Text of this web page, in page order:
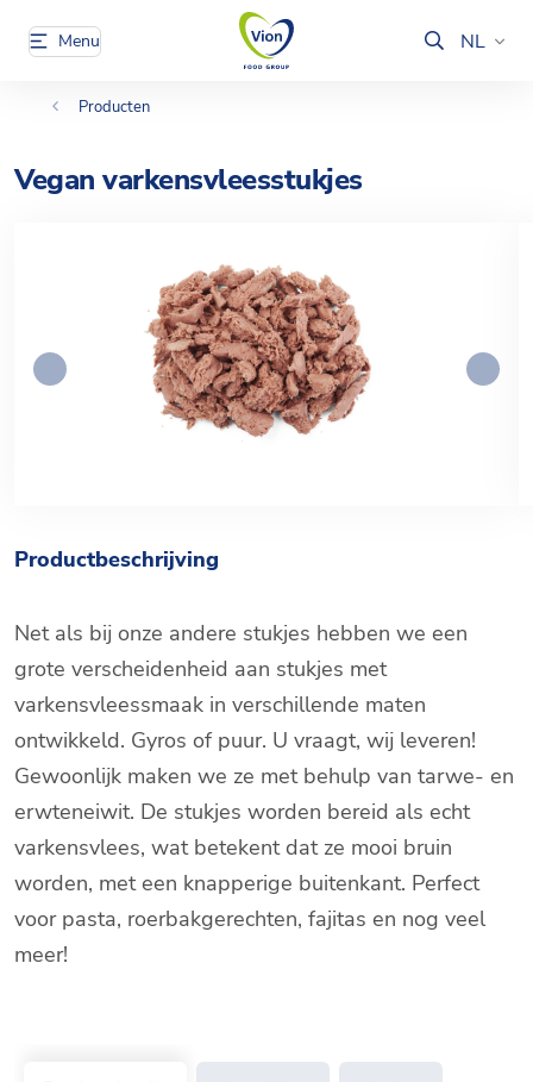
Menu NL
Producten
Vegan varkensvleesstukjes
Productbeschrijving
Net als bij onze andere stukjes hebben we een
grote verscheidenheid aan stukjes met
varkensvleessmaak in verschillende maten
ontwikkeld. Gyros of puur. U vraagt, wij leveren!
Gewoonlijk maken we ze met behulp van tarwe- en
erwteneiwit. De stukjes worden bereid als echt
varkensvlees, wat betekent dat ze mooi bruin
worden, met een knapperige buitenkant. Perfect
voor pasta, roerbakgerechten, fajitas en nog veel
meer!